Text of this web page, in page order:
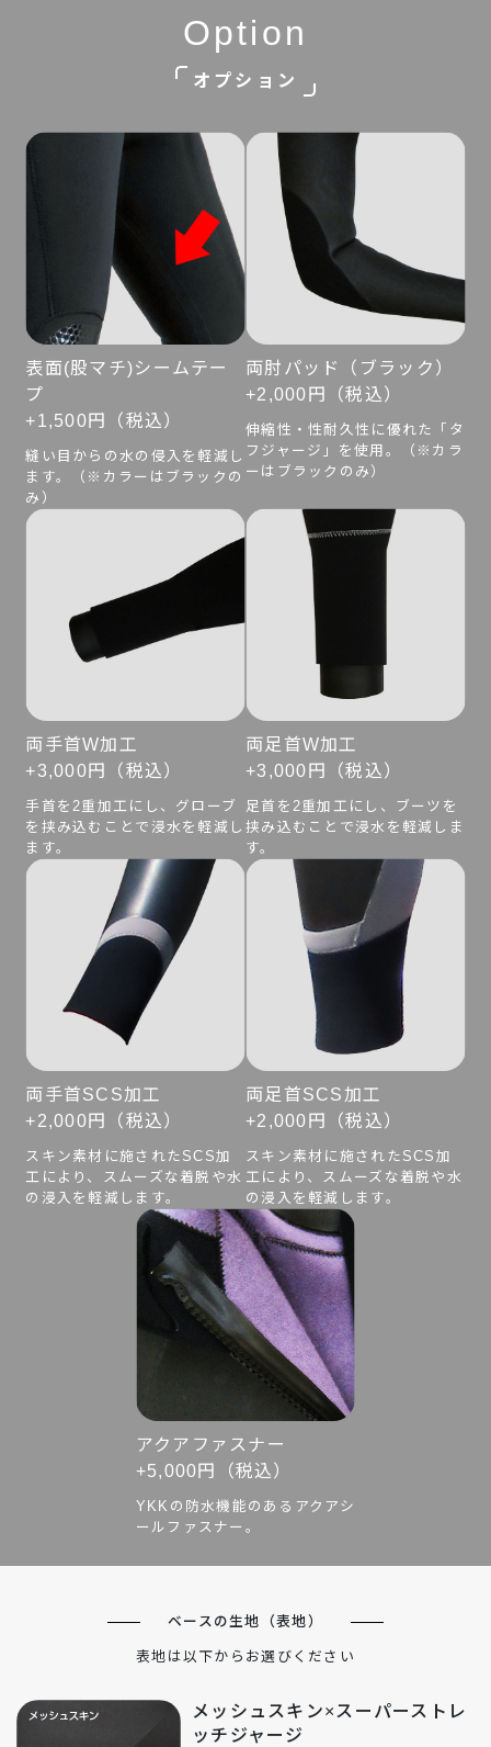
Option
オプション
表面(股マチ)シームテー
プ
+1,500円（税込）
縫い目からの水の侵入を軽減し
ます。（※カラーはブラックの
み）
両肘パッド（ブラック）
+2,000円（税込）
伸縮性・性耐久性に優れた「タ
フジャージ」を使用。（※カラ
ーはブラックのみ）
両手首W加工
+3,000円（税込）
手首を2重加工にし、グローブ
を挟み込むことで浸水を軽減し
ます。
両足首W加工
+3,000円（税込）
足首を2重加工にし、ブーツを
挟み込むことで浸水を軽減しま
す。
両手首SCS加工
+2,000円（税込）
スキン素材に施されたSCS加
工により、スムーズな着脱や水
の浸入を軽減します。
両足首SCS加工
+2,000円（税込）
スキン素材に施されたSCS加
工により、スムーズな着脱や水
の浸入を軽減します。
アクアファスナー
+5,000円（税込）
YKKの防水機能のあるアクアシ
ールファスナー。
ベースの生地（表地）
表地は以下からお選びください
メッシュスキン×スーパーストレ
ッチジャージ